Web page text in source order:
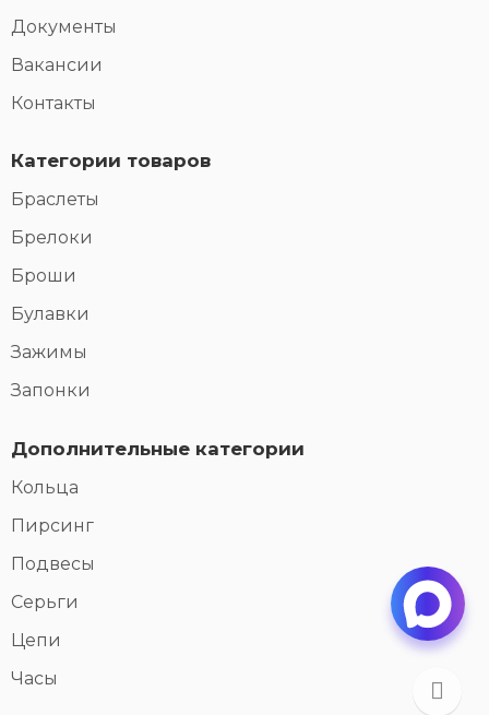
Документы
Вакансии
Контакты
Категории товаров
Браслеты
Брелоки
Броши
Булавки
Зажимы
Запонки
Дополнительные категории
Кольца
Пирсинг
Подвесы
Серьги
Цепи
Часы